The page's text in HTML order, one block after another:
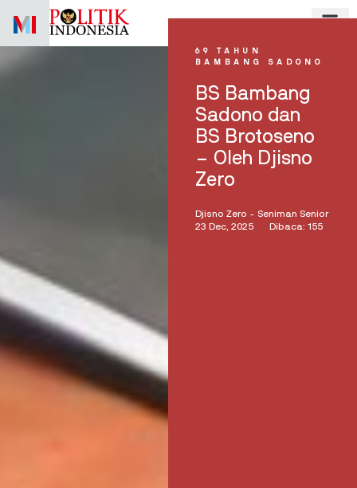
69 TAHUN
BAMBANG SADONO
BS Bambang
Sadono dan
BS Brotoseno
– Oleh Djisno
Zero
Djisno Zero - Seniman Senior
23 Dec, 2025
Dibaca: 155